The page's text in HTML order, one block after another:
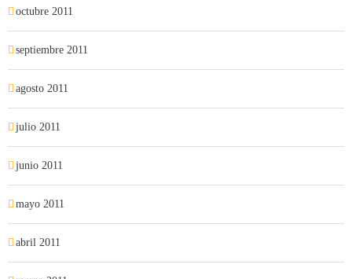
octubre 2011
septiembre 2011
agosto 2011
julio 2011
junio 2011
mayo 2011
abril 2011